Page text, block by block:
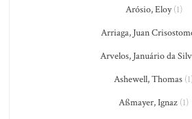
Arósio, Eloy(1)
Arriaga, Juan
Arvelos, Januário da
Ashewell, Thomas
Aßmayer, Ignaz (1)